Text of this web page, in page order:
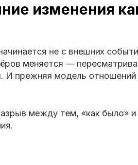
изменения
не с внешних
меняется —
И прежняя модель отношений
между тем, «как было» и